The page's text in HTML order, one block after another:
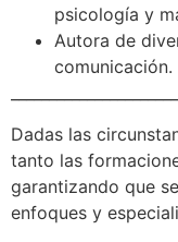
psicología y
Autora de
comunicación.
Dadas las
tanto las
garantizando que
enfoques y